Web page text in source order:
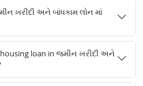
ખરીદી અને બાંધકામ લોન માં
loan in જમીન ખરીદી અને